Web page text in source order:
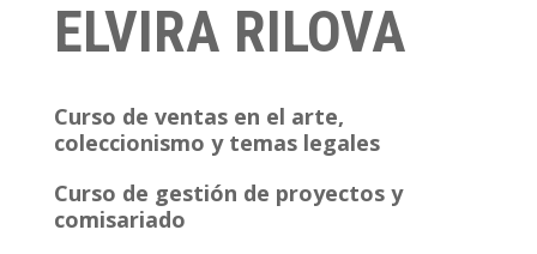
ELVIRA RILOVA
Curso de ventas en el arte,
coleccionismo y temas legales
Curso de gestión de proyectos y
comisariado